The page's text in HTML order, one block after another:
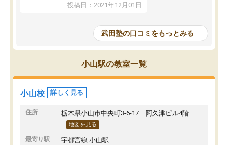
投稿日：2021年12月01日
武田塾の口コミをもっとみる
小山駅の教室一覧
小山校 詳しく見る
住所 栃木県小山市中央町3-6-17 阿久津ビル4階
地図を見る
最寄り駅 宇都宮線 小山駅